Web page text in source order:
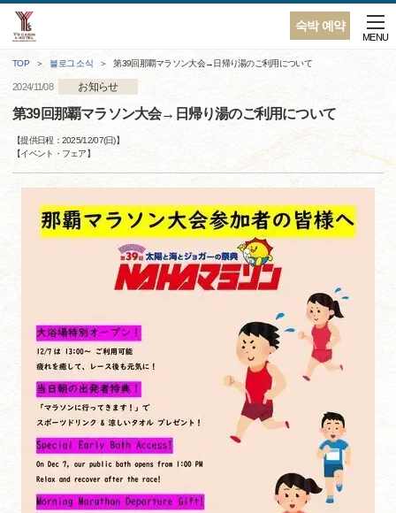
숙박 예약
MENU
TOP 블로그 소식 第39回那覇マラソン大会→日帰り湯のご利用について
2024/11/08 お知らせ
第39回那覇マラソン大会→日帰り湯のご利用について
【提供日程：2025/12/07(日)】
【イベント・フェア】